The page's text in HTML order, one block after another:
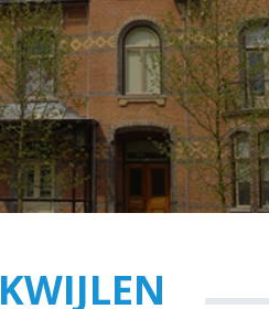
KWIJLEN